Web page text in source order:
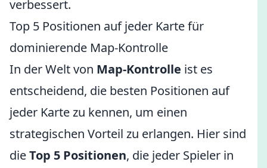
verbessert.
Top 5 Positionen auf jeder Karte für
dominierende Map-Kontrolle
In der Welt von Map-Kontrolle ist es
entscheidend, die besten Positionen auf
jeder Karte zu kennen, um einen
strategischen Vorteil zu erlangen. Hier sind
dieTop 5 Positionen, die jeder Spieler in